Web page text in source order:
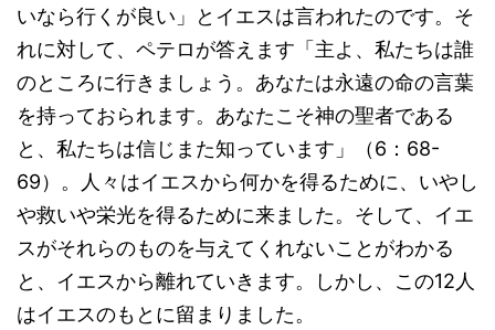
いなら行くが良い」とイエスは言われたのです。そ
れに対して、ペテロが答えます「主よ、私たちは誰
のところに行きましょう。あなたは永遠の命の言葉
を持っておられます。あなたこそ神の聖者である
と、私たちは信じまた知っています」（6：68-
69）。人々はイエスから何かを得るために、いやし
や救いや栄光を得るために来ました。そして、イエ
スがそれらのものを与えてくれないことがわかる
と、イエスから離れていきます。しかし、この12人
はイエスのもとに留まりました。